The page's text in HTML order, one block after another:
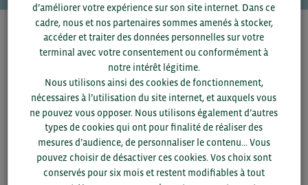
Pour voir les contacts, merci de renseigner votre
département et votre secteurou connectez-vous.
SAUVEGARDER
d’améliorer votre expérience sur son site internet. Dans ce
cadre, nous et nos partenaires sommes amenés à stocker,
accéder et traiter des données personnelles sur votre
terminal avec votre consentement ou conformément à
notre intérêt légitime.
Nous utilisons ainsi des cookies de fonctionnement,
nécessaires à l’utilisation du site internet, et auxquels vous
ne pouvez vous opposer. Nous utilisons également d’autres
types de cookies qui ont pour finalité de réaliser des
mesures d’audience, de personnaliser le contenu... Vous
pouvez choisir de désactiver ces cookies. Vos choix sont
conservés pour six mois et restent modifiables à tout